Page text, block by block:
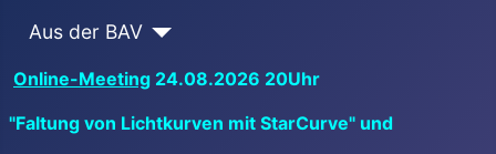
Aus der BAV
Online-Meeting 24.08.2026 20Uhr
"Faltung von Lichtkurven mit StarCurve" und